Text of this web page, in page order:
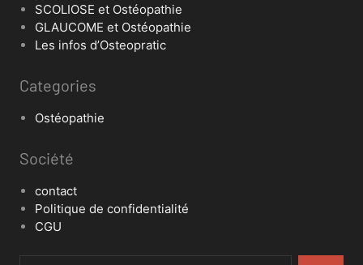
SCOLIOSE et Ostéopathie
GLAUCOME et Ostéopathie
Les infos d’Osteopratic
Categories
Ostéopathie
Société
contact
Politique de confidentialité
CGU